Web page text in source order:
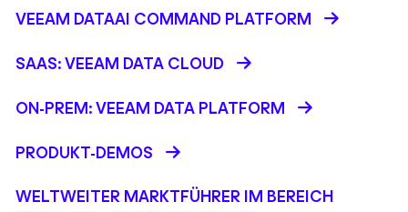
VEEAM DATAAI COMMAND PLATFORM
SAAS: VEEAM DATA CLOUD
ON-PREM: VEEAM DATA PLATFORM
PRODUKT-DEMOS
WELTWEITER MARKTFÜHRER IM BEREICH